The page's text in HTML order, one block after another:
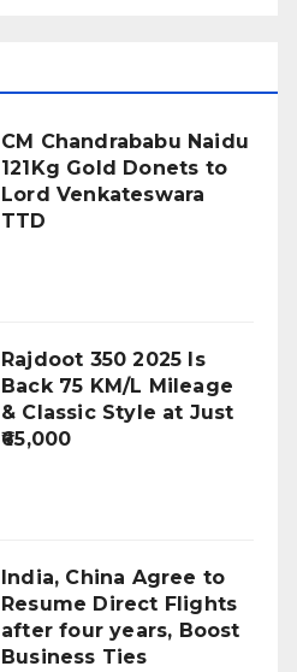
CM Chandrababu Naidu
121Kg Gold Donets to
Lord Venkateswara
TTD
Rajdoot 350 2025 Is
Back 75 KM/L Mileage
& Classic Style at Just
₹65,000
India, China Agree to
Resume Direct Flights
after four years, Boost
Business Ties